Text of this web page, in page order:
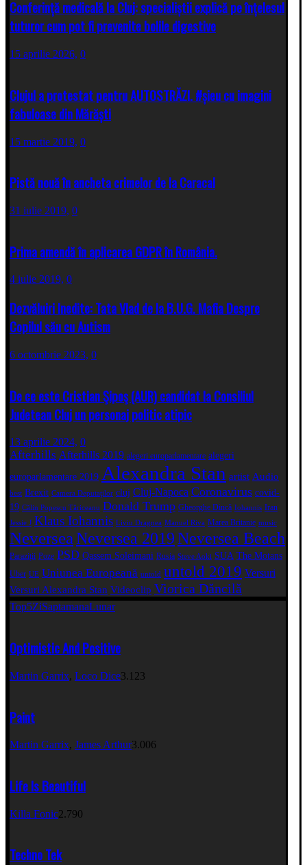
Conferință medicală la Cluj: specialiștii explică pe înțelesul
tuturor cum pot fi prevenite bolile digestive
15 aprilie 2026, 0
Clujul a protestat pentru AUTOSTRĂZI. #șieu cu imagini
fabuloase din Mărăști
15 martie 2019, 0
Pistă nouă în ancheta crimelor de la Caracal
31 iulie 2019, 0
Prima amendă în aplicarea GDPR în România.
4 iulie 2019, 0
Dezvăluiri Inedite: Tata Vlad de la B.U.G. Mafia Despre
Copilul său cu Autism
6 octombrie 2023, 0
De ce este Cristian Şipoş (AUR) candidat la Consiliul
Judetean Cluj un personaj politic atipic
13 aprilie 2024, 0
Afterhills Afterhills 2019 alegeri europarlamentare alegeri
europarlamentare 2019 Alexandra Stan artist Audio
best Brexit Camera Deputaţilor cluj Cluj-Napoca Coronavirus covid-
19 Călin Popescu Tăriceanu Donald Trump Gheorghe Dincă Iohannis Iran
Jessie J Klaus Iohannis Liviu Dragnea Manuel Riva Marea Britanie music
NeverseaNeversea 2019Neversea Beach
Paraziții Poze PSD Qassem Soleimani Rusia Steve Aoki SUA The Motans
Uber UE Uniunea Europeană untold untold 2019 Versuri
Versuri Alexandra Stan Videoclip Viorica Dăncilă
Top5ZiSaptamanaLunar
Optimistic And Positive
Martin Garrix, Loco Dice3.123
Paint
Martin Garrix, James Arthur3.006
Life Is Beautiful
Killa Fonic2.790
Techno Tek